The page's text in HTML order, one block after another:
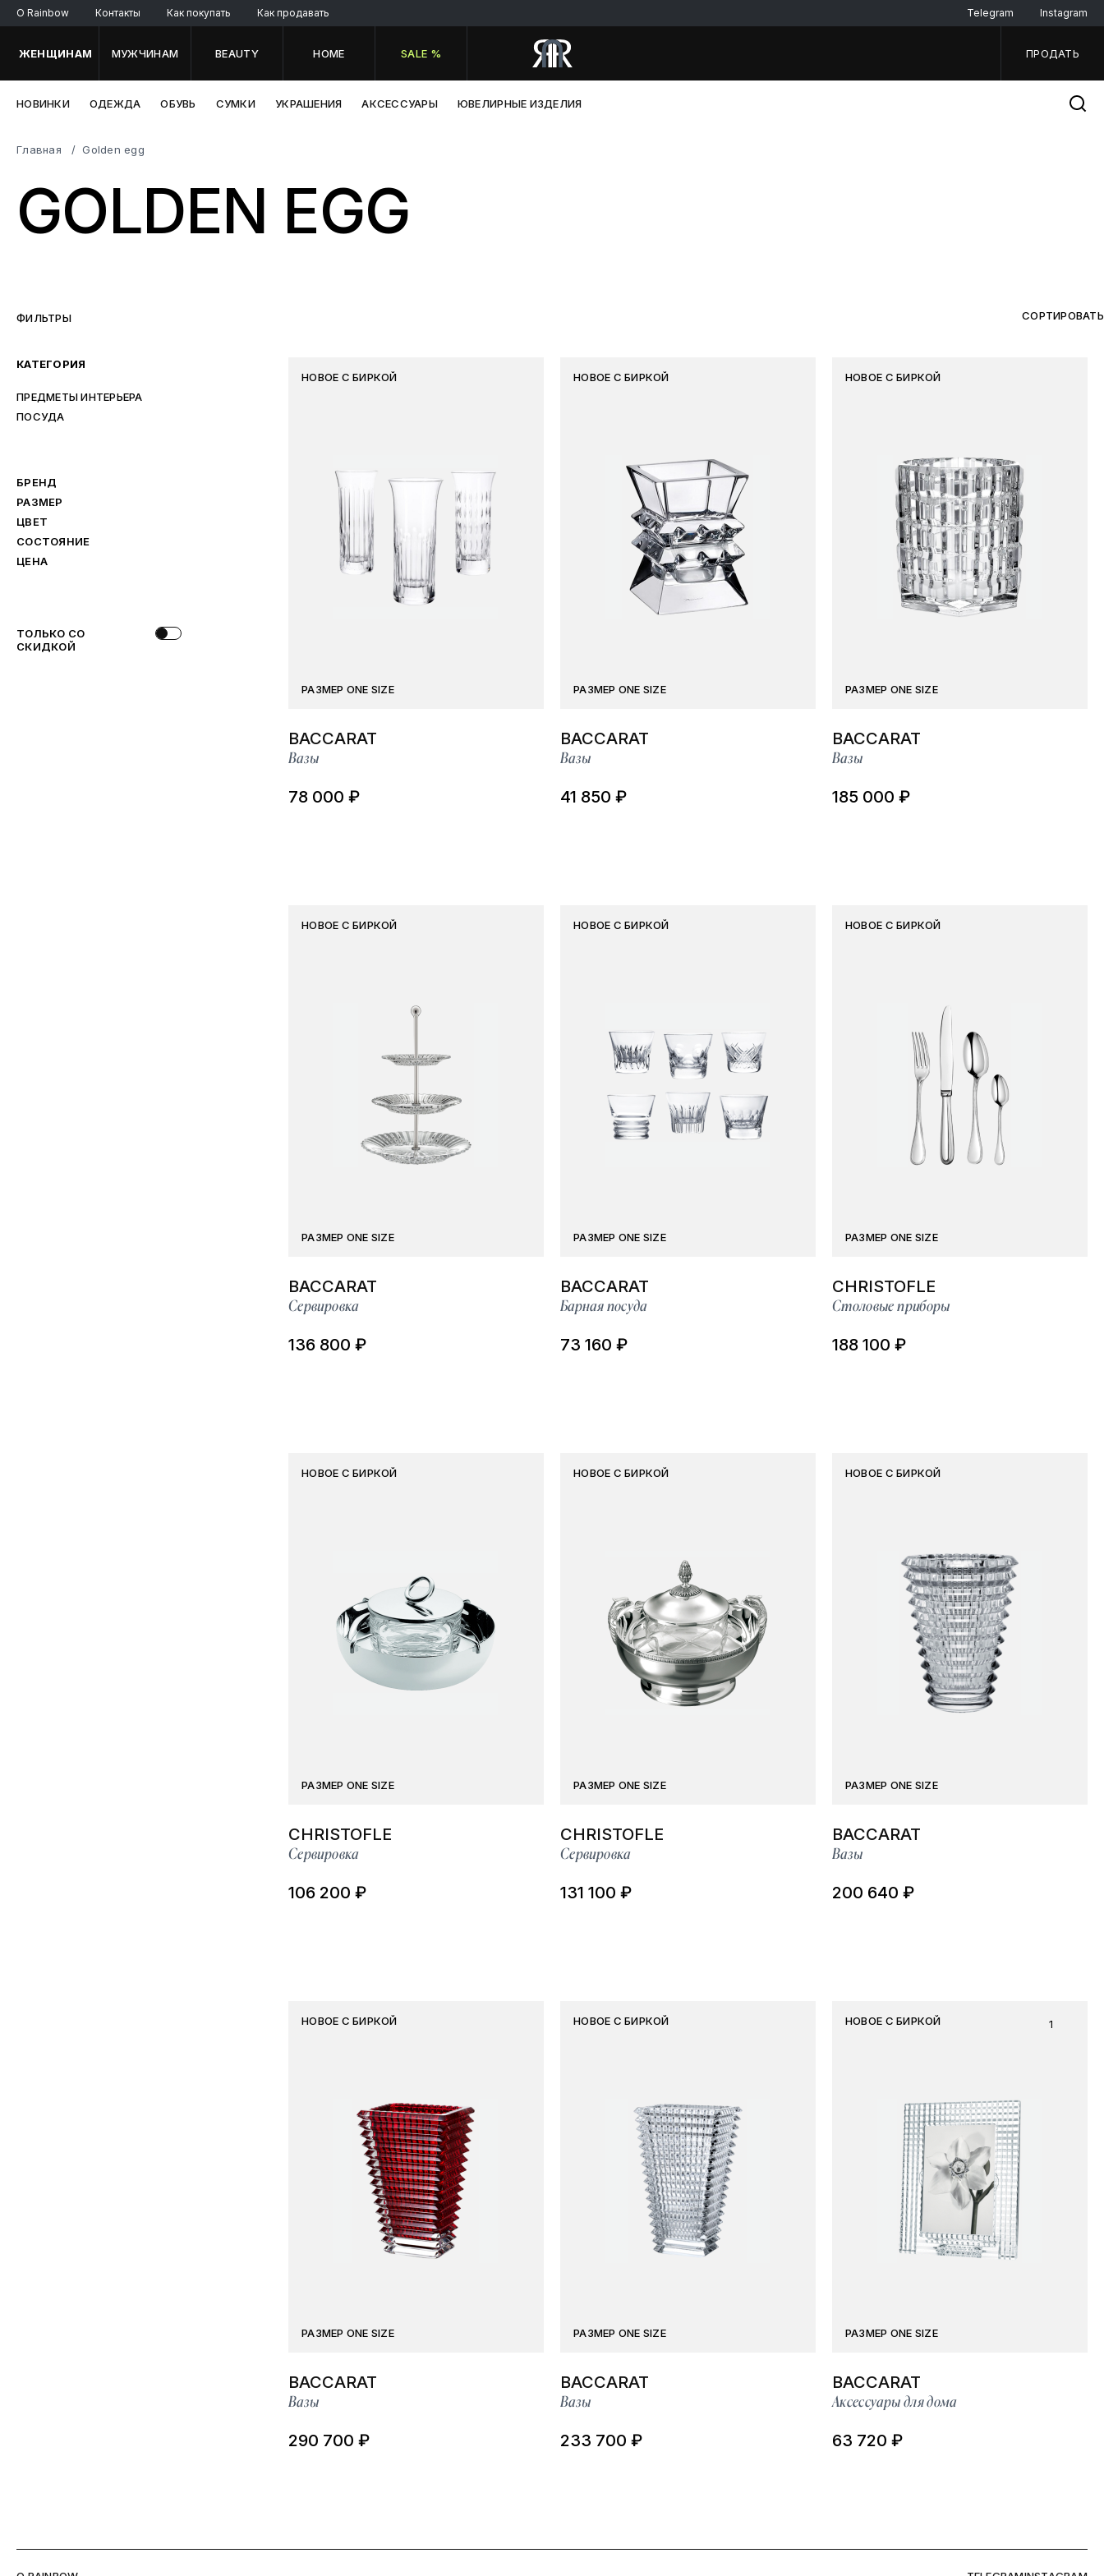
O Rainbow Контакты Как покупать Как продавать Telegram Instagram
ЖЕНЩИНАМ МУЖЧИНАМ BEAUTY HOME SALE % ПРОДАТЬ
НОВИНКИ ОДЕЖДА ОБУВЬ СУМКИ УКРАШЕНИЯ АКСЕССУАРЫ ЮВЕЛИРНЫЕ ИЗДЕЛИЯ
Главная Golden egg
GOLDEN EGG
ФИЛЬТРЫ СОРТИРОВАТЬ
КАТЕГОРИЯ
ПРЕДМЕТЫ ИНТЕРЬЕРА
ПОСУДА
БРЕНД
РАЗМЕР
ЦВЕТ
СОСТОЯНИЕ
ЦЕНА
ТОЛЬКО СО
СКИДКОЙ
НОВОЕ С БИРКОЙ
РАЗМЕР ONE SIZE
BACCARAT
Вазы
78 000 ₽
НОВОЕ С БИРКОЙ
РАЗМЕР ONE SIZE
BACCARAT
Вазы
41 850 ₽
НОВОЕ С БИРКОЙ
РАЗМЕР ONE SIZE
BACCARAT
Вазы
185 000 ₽
НОВОЕ С БИРКОЙ
РАЗМЕР ONE SIZE
BACCARAT
Сервировка
136 800 ₽
НОВОЕ С БИРКОЙ
РАЗМЕР ONE SIZE
BACCARAT
Барная посуда
73 160 ₽
НОВОЕ С БИРКОЙ
РАЗМЕР ONE SIZE
CHRISTOFLE
Столовые приборы
188 100 ₽
НОВОЕ С БИРКОЙ
РАЗМЕР ONE SIZE
CHRISTOFLE
Сервировка
106 200 ₽
НОВОЕ С БИРКОЙ
РАЗМЕР ONE SIZE
CHRISTOFLE
Сервировка
131 100 ₽
НОВОЕ С БИРКОЙ
РАЗМЕР ONE SIZE
BACCARAT
Вазы
200 640 ₽
НОВОЕ С БИРКОЙ
РАЗМЕР ONE SIZE
BACCARAT
Вазы
290 700 ₽
НОВОЕ С БИРКОЙ
РАЗМЕР ONE SIZE
BACCARAT
Вазы
233 700 ₽
НОВОЕ С БИРКОЙ 1
РАЗМЕР ONE SIZE
BACCARAT
Аксессуары для дома
63 720 ₽